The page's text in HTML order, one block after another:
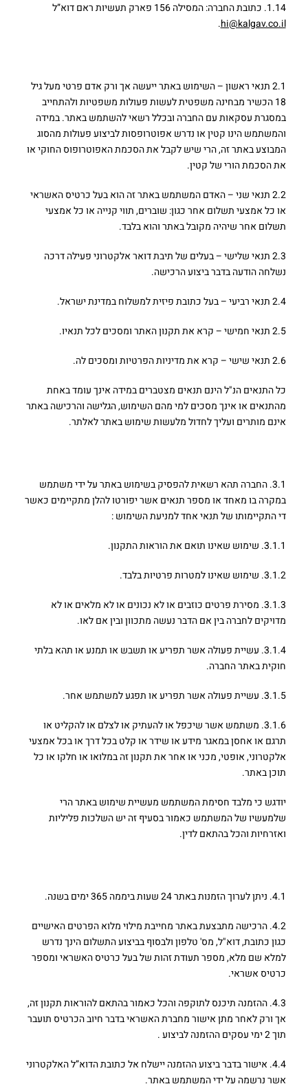
1.14. כתובת החברה: המסילה 156 פארק תעשיות ראם דוא”ל
hi@kalgav.co.il
.
2.1 תנאי ראשון – השימוש באתר ייעשה אך ורק אדם פרטי מעל גיל
18 הכשיר מבחינה משפטית לעשות פעולות משפטיות ולהתחייב
במסגרת עסקאות עם החברה ובכלל רשאי להשתמש באתר. במידה
והמשתמש הינו קטין או נדרש אפוטרופסות לביצוע פעולות מהסוג
המבוצע באתר זה, הרי שיש לקבל את הסכמת האפוטרופוס החוקי או
את הסכמת הורי של קטין.
2.2 תנאי שני – האדם המשתמש באתר זה הוא בעל כרטיס האשראי
או כל אמצעי תשלום אחר כגון: שוברים, תווי קנייה או כל אמצעי
תשלום אחר שיהיה מקובל באתר והוא בלבד.
2.3 תנאי שלישי – בעלים של תיבת דואר אלקטרוני פעילה דרכה
נשלחה הודעה בדבר ביצוע הרכישה.
2.4 תנאי רביעי – בעל כתובת פיזית למשלוח במדינת ישראל.
2.5 תנאי חמישי – קרא את תקנון האתר ומסכים לכל תנאיו.
2.6 תנאי שישי – קרא את מדיניות הפרטיות ומסכים לה.
כל התנאים הנ"ל הינם תנאים מצטברים במידה אינך עומד באחת
מהתנאים או אינך מסכים למי מהם השימוש, הגלישה והרכישה באתר
אינם מותרים ועליך לחדול מלעשות שימוש באתר לאלתר.
3.1. החברה תהא רשאית להפסיק בשימוש באתר על ידי משתמש
במקרה בו מאחד או מספר תנאים אשר יפורטו להלן מתקיימים כאשר
די התקיימותו של תנאי אחד למניעת השימוש :
3.1.1. שימוש שאינו תואם את הוראות התקנון.
3.1.2. שימוש שאינו למטרות פרטיות בלבד.
3.1.3. מסירת פרטים כוזבים או לא נכונים או לא מלאים או לא
מדויקים לחברה בין אם הדבר נעשה מתכוון ובין אם לאו.
3.1.4. עשיית פעולה אשר תפריע או תשבש או תמנע או תהא בלתי
חוקית באתר החברה.
3.1.5. עשיית פעולה אשר תפריע או תפגע למשתמש אחר.
3.1.6. משתמש אשר שיכפל או להעתיק או לצלם או להקליט או
תרגם או אחסן במאגר מידע או שידר או קלט בכל דרך או בכל אמצעי
אלקטרוני, אופטי, מכני או אחר את תקנון זה במלואו או חלקו או כל
תוכן באתר.
יודגש כי מלבד חסימת המשתמש מעשיית שימוש באתר הרי
שלמעשיו של המשתמש כאמור בסעיף זה יש השלכות פליליות
ואזרחיות והכל בהתאם לדין.
4.1. ניתן לערוך הזמנות באתר 24 שעות ביממה 365 ימים בשנה.
4.2. הרכישה מתבצעת באתר מחייבת מילוי מלוא הפרטים האישיים
כגון כתובת, דוא"ל, מס' טלפון ולבסוף בביצוע התשלום הינך נדרש
למלא שם מלא, מספר תעודת זהות של בעל כרטיס האשראי ומספר
כרטיס אשראי.
4.3. ההזמנה תיכנס לתוקפה והכל כאמור בהתאם להוראות תקנון זה,
אך ורק לאחר מתן אישור מחברת האשראי בדבר חיוב הכרטיס תועבר
תוך 2 ימי עסקים ההזמנה לביצוע .
4.4. אישור בדבר ביצוע ההזמנה יישלח אל כתובת הדוא”ל האלקטרוני
אשר נרשמה על ידי המשתמש באתר.